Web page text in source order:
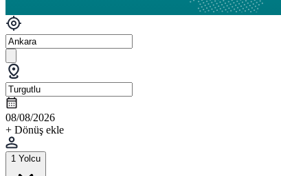
08/08/2026
+ Dönüş ekle
1 Yolcu